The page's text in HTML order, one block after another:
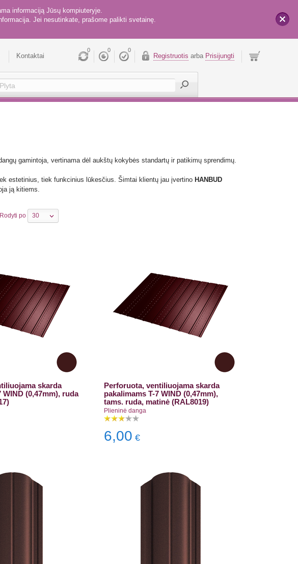
informaciją Jūsų kompiuteryje.
Jei nesutinkate, prašome palikti svetainę.
0 0 0
Registruotis arba Prisijungti
Kontaktai
gamintoja, vertinama dėl aukštų kokybės standartų ir patikimų sprendimų.
estetinius, tiek funkcinius lūkesčius. Šimtai klientų jau įvertino HANBUD
ją kitiems.
Rodyti po 30
skarda
WIND (0,47mm), ruda
Perforuota, ventiliuojama skarda
pakalimams T-7 WIND (0,47mm),
tams. ruda, matinė (RAL8019)
Plieninė danga
6,00 €